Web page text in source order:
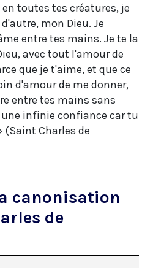
toutes tes créatures, je
mon Dieu. Je
entre tes mains. Je te la
avec tout l'amour de
que je t'aime, et que ce
d'amour de me donner,
entre tes mains sans
une infinie confiance car tu
(Saint Charles de
canonisation
de